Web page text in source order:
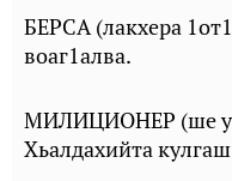
БЕРСА (лакхера
воаг1алва.
МИЛИЦИОНЕР (ше
Хьалдахийта